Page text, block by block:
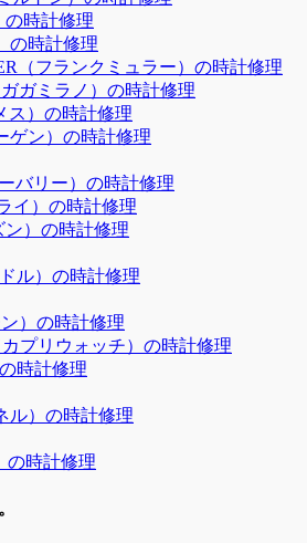
時計修理
の時計修理
（フランクミュラー）の時計修理
ガミラノ）の時計修理
ス）の時計修理
ゲン）の時計修理
バリー）の時計修理
イ）の時計修理
）の時計修理
ル）の時計修理
）の時計修理
プリウォッチ）の時計修理
時計修理
ル）の時計修理
の時計修理